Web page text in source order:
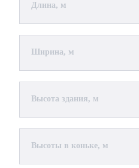
Длина, м
Ширина, м
Высота здания, м
Высоты в коньке, м